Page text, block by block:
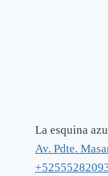
La esquina
Av. Pdte.